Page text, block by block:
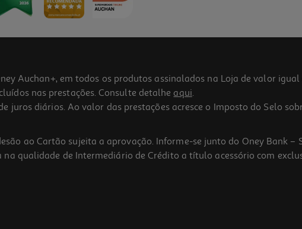
Auchan+, em todos os produtos assinalados na Loja de valor
nas prestações. Consulte detalhe aqui.
diários. Ao valor das prestações acresce o Imposto do Selo
ao Cartão sujeita a aprovação. Informe-se junto do Oney Bank –
qualidade de Intermediário de Crédito a título acessório com